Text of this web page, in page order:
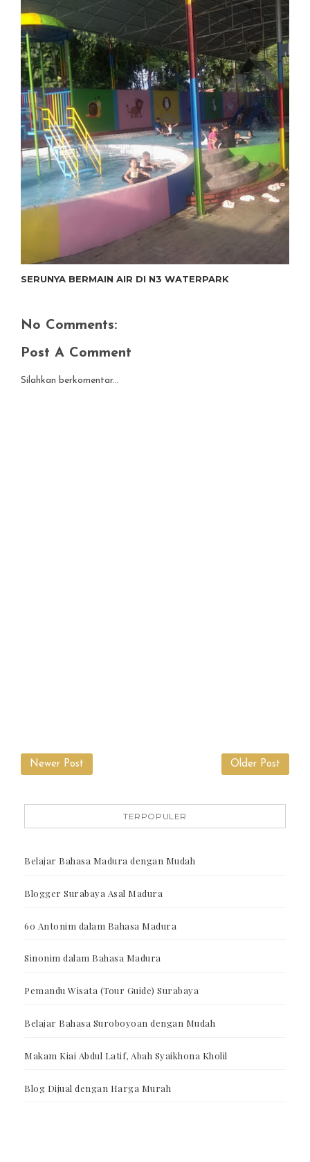
SERUNYA BERMAIN AIR DI N3 WATERPARK
No Comments:
Post A Comment
Silahkan berkomentar...
Newer Post Older Post
TERPOPULER
Belajar Bahasa Madura dengan Mudah
Blogger Surabaya Asal Madura
60 Antonim dalam Bahasa Madura
Sinonim dalam Bahasa Madura
Pemandu Wisata (Tour Guide) Surabaya
Belajar Bahasa Suroboyoan dengan Mudah
Makam Kiai Abdul Latif, Abah Syaikhona Kholil
Blog Dijual dengan Harga Murah